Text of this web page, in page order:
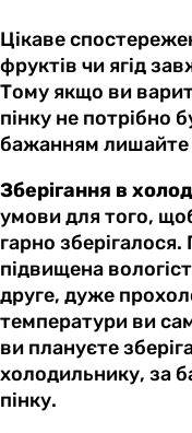
Цікаве
фруктів чи ягід
Тому якщо ви
пінку не потрібно
бажанням лишайте
Зберігання в
умови для того,
гарно
підвищена
друге, дуже
температури ви
ви плануєте
холодильнику, за
пінку.